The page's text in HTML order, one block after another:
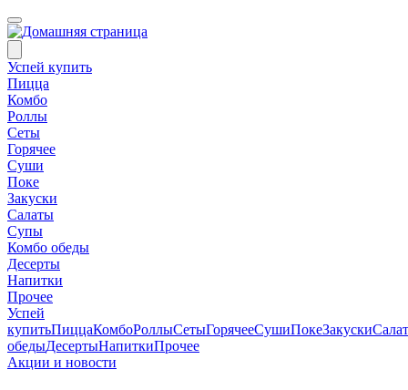
Успей купить
Пицца
Комбо
Роллы
Сеты
Горячее
Суши
Поке
Закуски
Салаты
Супы
Комбо обеды
Десерты
Напитки
Прочее
Успей
купитьПиццаКомбоРоллыСетыГорячееСушиПокеЗакуски
обедыДесертыНапиткиПрочее
Акции и новости